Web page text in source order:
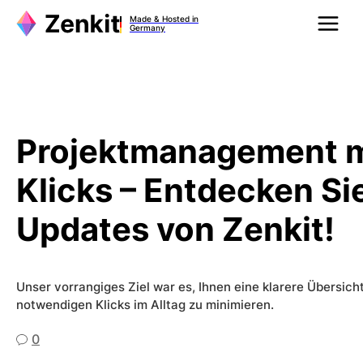
Inhalt
Made & Hosted in
Germany
Projektmanagement
Klicks – Entdecken
Updates von Zenkit!
Unser vorrangiges Ziel war es, Ihnen eine klarere
notwendigen Klicks im Alltag zu minimieren.
0